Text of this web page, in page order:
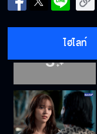
ไฮไลท์